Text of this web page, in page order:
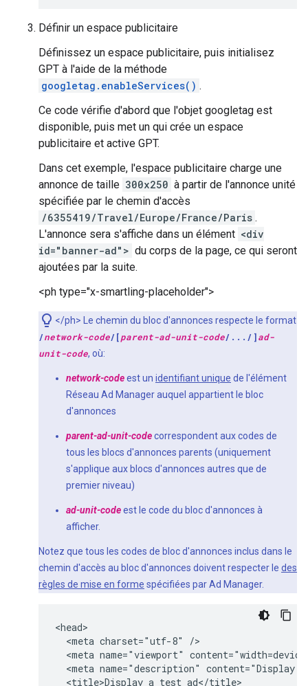
Définir un espace publicitaire
Définissez un espace publicitaire, puis initialisez
GPT à l'aide de la méthode
googletag.enableServices() .
Ce code vérifie d'abord que l'objet googletag est
disponible, puis met un qui crée un espace
publicitaire et active GPT.
Dans cet exemple, l'espace publicitaire charge une
annonce de taille 300x250 à partir de l'annonce unité
spécifiée par le chemin d'accès
/6355419/Travel/Europe/France/Paris .
L'annonce sera s'affiche dans un élément <div
id="banner-ad"> du corps de la page, ce qui seront
ajoutées par la suite.
<ph type="x-smartling-placeholder">
</ph> Le chemin du bloc d'annonces respecte le format
/network-code/[parent-ad-unit-code/.../]ad-
unit-code, où:
network-codeest un identifiant unique de l'élément
Réseau Ad Manager auquel appartient le bloc
d'annonces
parent-ad-unit-codecorrespondent aux codes de
tous les blocs d'annonces parents (uniquement
s'applique aux blocs d'annonces autres que de
premier niveau)
ad-unit-codeest le code du bloc d'annonces à
afficher.
Notez que tous les codes de bloc d'annonces inclus dans le
chemin d'accès au bloc d'annonces doivent respecter le des
règles de mise en forme spécifiées par Ad Manager.
<head>
  <meta charset="utf-8" />
<meta name="viewport"
<meta name="description" content="Display
  <title>Display a test ad</title>